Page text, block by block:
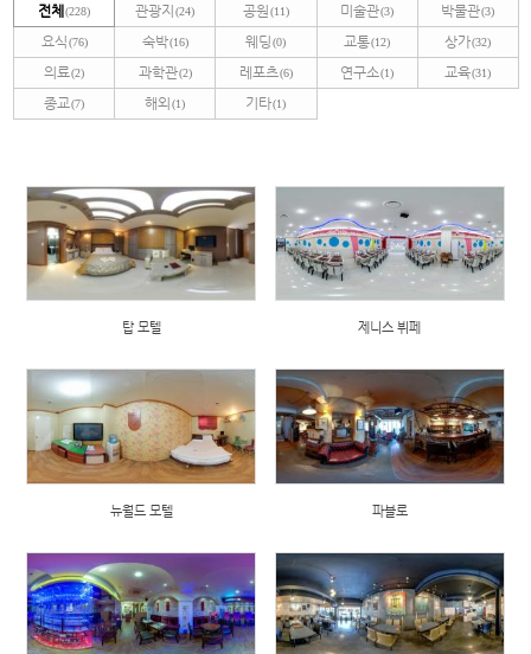
전체(228) 관광지 (24) 공원(11) 미술관(3) 박물관(3)
요식(76) 숙박(16) 웨딩 (0) 교통(12) 상가(32)
의료(2) 과학관(2) 레포츠(6) 연구소(1) 교육(31)
종교(7) 해외 (1) 기타(1)
탑 모텔 제니스 뷔페
뉴월드 모텔 파블로